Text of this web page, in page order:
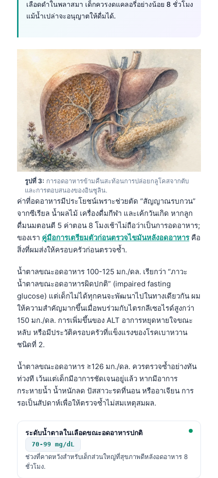
เลือดดำในพลาสมา เด็กควรงดแคลอรี่อย่างน้อย 8 ชั่วโมง
แม้น้ำเปล่าจะอนุญาตให้ดื่มได้.
รูปที่ 3: การอดอาหารข้ามคืนสะท้อนการปล่อยกลูโคสจากตับ
และการตอบสนองของอินซูลิน.
ค่าที่อดอาหารมีประโยชน์เพราะช่วยตัด “สัญญาณรบกวน”
จากซีเรียล น้ำผลไม้ เครื่องดื่มกีฬา และเค้กวันเกิด หากลูก
ดื่มนมตอนตี 5 ค่าตอน 8 โมงเช้าไม่ถือว่าเป็นการอดอาหาร;
ของเรา คู่มือการเตรียมตัวก่อนตรวจไขมันหลังอดอาหารคือ
สิ่งที่ผมส่งให้ครอบครัวก่อนตรวจซ้ำ.
น้ำตาลขณะอดอาหาร 100-125 มก./ดล. เรียกว่า “ภาวะ
น้ำตาลขณะอดอาหารผิดปกติ” (impaired fasting
glucose) แต่เด็กไม่ได้ทุกคนจะพัฒนาไปในทางเดียวกัน ผม
ให้ความสำคัญมากขึ้นเมื่อพบร่วมกับไตรกลีเซอไรด์สูงกว่า
150 มก./ดล. การเพิ่มขึ้นของ ALT อาการหยุดหายใจขณะ
หลับ หรือมีประวัติครอบครัวที่แข็งแรงของโรคเบาหวาน
ชนิดที่ 2.
น้ำตาลขณะอดอาหาร ≥126 มก./ดล. ควรตรวจซ้ำอย่างทัน
ท่วงที เว้นแต่เด็กมีอาการชัดเจนอยู่แล้ว หากมีอาการ
กระหายน้ำ น้ำหนักลด ปัสสาวะรดที่นอน หรืออาเจียน การ
รอเป็นสัปดาห์เพื่อให้ตรวจซ้ำไม่สมเหตุสมผล.
ระดับน้ำตาลในเลือดขณะอดอาหารปกติ
70-99 mg/dL
ช่วงที่คาดหวังสำหรับเด็กส่วนใหญ่ที่สุขภาพดีหลังอดอาหาร 8
ชั่วโมง.